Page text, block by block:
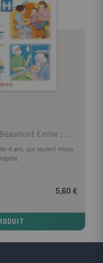
Grimault Hélène ; Beaumont Emilie ; Didierjean Mar
4 ans, qui veulent mieux
5,60 €